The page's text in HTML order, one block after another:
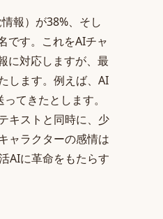
報）が38%、そし
です。これをAIチャ
に対応しますが、最
します。例えば、AI
てきたとします。
キストと同時に、少
ャラクターの感情は
AIに革命をもたらす